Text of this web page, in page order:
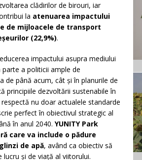
clădirilor de birouri, iar
la atenuarea impactului
de mijloacele de transport
(22,9%).
impactului asupra mediului
a politicii ample de
până acum, cât și în planurile de
principiile dezvoltării sustenabile în
nu doar actualele standarde
perfect în obiectivul strategic al
în anul 2040. YUNITY Park
care va include o pădure
de apă, având ca obiectiv să
și de viață al viitorului.